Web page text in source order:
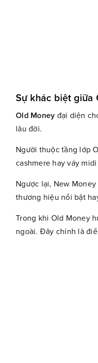
Sự khác biệt giữa
Old Money đại diện
lâu đời.
Người thuộc tầng lớp
cashmere hay váy
Ngược lại, New
thương hiệu nổi bật
Trong khi Old Money
ngoài. Đây chính là